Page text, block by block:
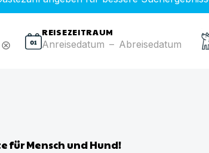
cancel
REISEZEITRAUM
Anreisedatum – Abreisedatum
für Mensch und Hund!